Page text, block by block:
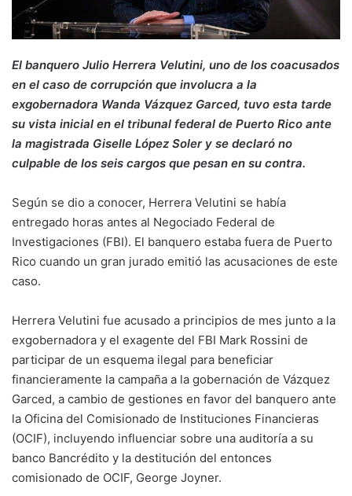
El banquero Julio Herrera Velutini, uno de los coacusados
en el caso de corrupción que involucra a la
exgobernadora Wanda Vázquez Garced, tuvo esta tarde
su vista inicial en el tribunal federal de Puerto Rico ante
la magistrada Giselle López Soler y se declaró no
culpable de los seis cargos que pesan en su contra.
Según se dio a conocer, Herrera Velutini se había
entregado horas antes al Negociado Federal de
Investigaciones (FBI). El banquero estaba fuera de Puerto
Rico cuando un gran jurado emitió las acusaciones de este
caso.
Herrera Velutini fue acusado a principios de mes junto a la
exgobernadora y el exagente del FBI Mark Rossini de
participar de un esquema ilegal para beneficiar
financieramente la campaña a la gobernación de Vázquez
Garced, a cambio de gestiones en favor del banquero ante
la Oficina del Comisionado de Instituciones Financieras
(OCIF), incluyendo influenciar sobre una auditoría a su
banco Bancrédito y la destitución del entonces
comisionado de OCIF, George Joyner.